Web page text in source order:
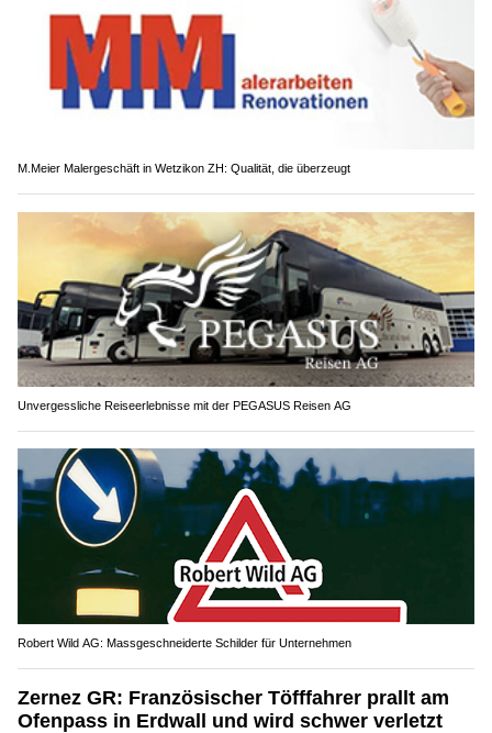
M.Meier Malergeschäft in Wetzikon ZH: Qualität, die überzeugt
Unvergessliche Reiseerlebnisse mit der PEGASUS Reisen AG
Robert Wild AG: Massgeschneiderte Schilder für Unternehmen
Zernez GR: Französischer Töfffahrer prallt am
Ofenpass in Erdwall und wird schwer verletzt